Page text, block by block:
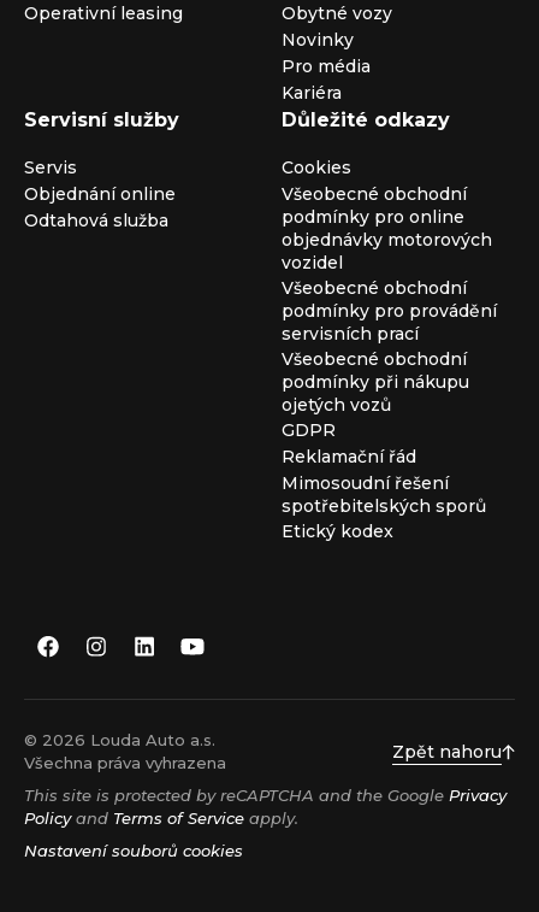
Operativní leasing
Obytné vozy
Novinky
Pro média
Kariéra
Servisní služby
Servis
Objednání online
Odtahová služba
Důležité odkazy
Cookies
Všeobecné obchodní
podmínky pro online
objednávky motorových
vozidel
Všeobecné obchodní
podmínky pro provádění
servisních prací
Všeobecné obchodní
podmínky při nákupu
ojetých vozů
GDPR
Reklamační řád
Mimosoudní řešení
spotřebitelských sporů
Etický kodex
© 2026 Louda Auto a.s.
Všechna práva vyhrazena
Zpět nahoru
This site is protected by reCAPTCHA and the Google Privacy
Policyand Terms of Service apply.
Nastavení souborů cookies